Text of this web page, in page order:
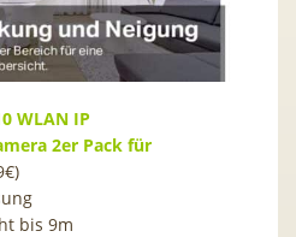
WLAN IP
2er Pack für
bis 9m